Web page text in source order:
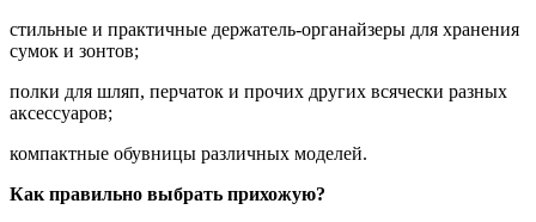
стильные и практичные держатель-органайзеры для хранения
сумок и зонтов;
полки для шляп, перчаток и прочих других всячески разных
аксессуаров;
компактные обувницы различных моделей.
Как правильно выбрать прихожую?